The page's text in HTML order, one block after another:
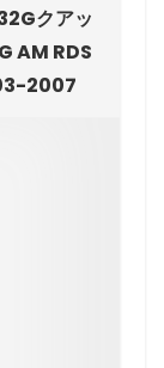
クアッ
AM RDS
2007